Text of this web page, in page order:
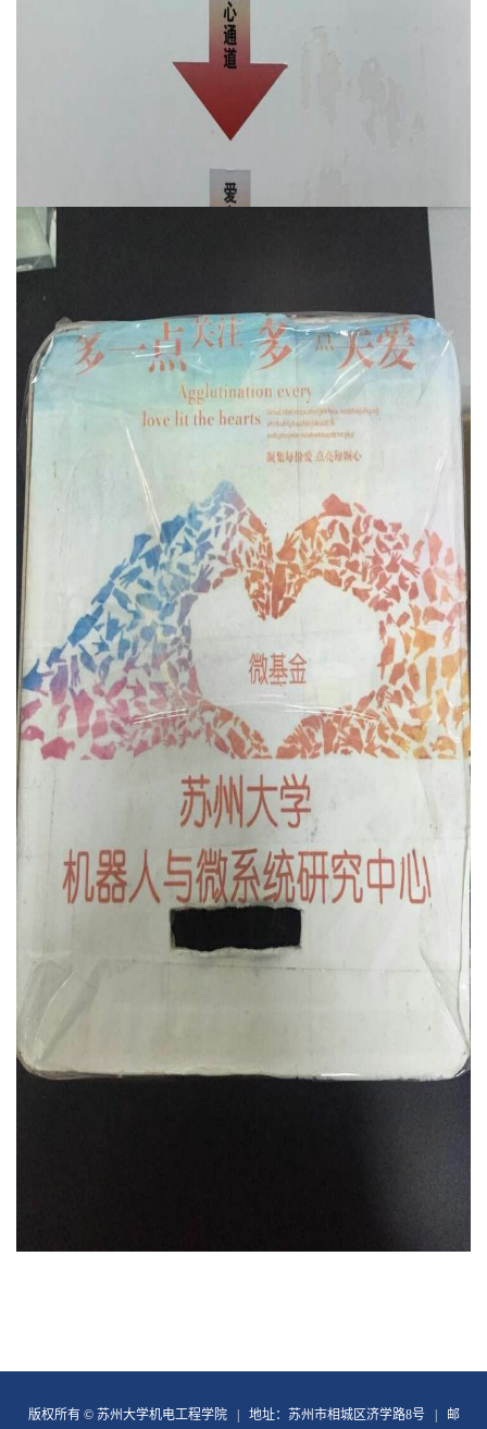
版权所有 © 苏州大学机电工程学院 | 地址：苏州市相城区济学路8号 | 邮